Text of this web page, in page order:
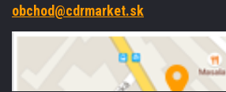
obchod@cdrmarket.sk